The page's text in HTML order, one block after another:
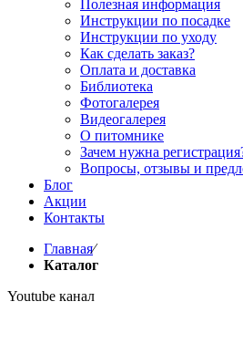
Полезная информация
Инструкции по посадке
Инструкции по уходу
Как сделать заказ?
Оплата и доставка
Библиотека
Фотогалерея
Видеогалерея
О питомнике
Зачем нужна
Вопросы, отзывы и
Блог
Акции
Контакты
Главная⁄
Каталог
Youtube канал